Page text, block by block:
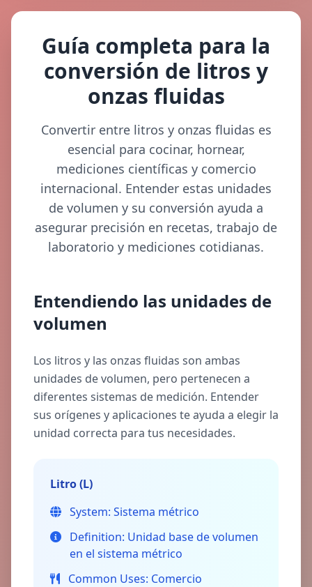
Guía completa para la
conversión de litros y
onzas fluidas
Convertir entre litros y onzas fluidas es
esencial para cocinar, hornear,
mediciones científicas y comercio
internacional. Entender estas unidades
de volumen y su conversión ayuda a
asegurar precisión en recetas, trabajo de
laboratorio y mediciones cotidianas.
Entendiendo las unidades de
volumen
Los litros y las onzas fluidas son ambas
unidades de volumen, pero pertenecen a
diferentes sistemas de medición. Entender
sus orígenes y aplicaciones te ayuda a elegir la
unidad correcta para tus necesidades.
Litro (L)
System: Sistema métrico
Definition: Unidad base de volumen
en el sistema métrico
Common Uses: Comercio